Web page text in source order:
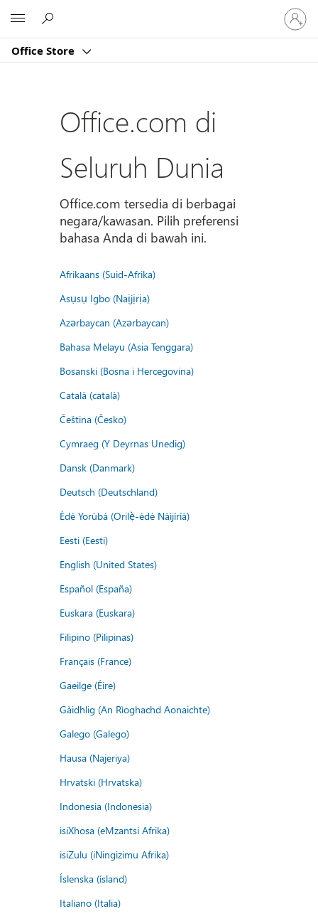
Office Store
Masuk
ke
akun
Office.com di
Seluruh Dunia
Office.com tersedia di berbagai
negara/kawasan. Pilih preferensi
bahasa Anda di bawah ini.
Afrikaans (Suid-Afrika)
Asụsụ Igbo (Naịjịrịa)
Azərbaycan (Azərbaycan)
Bahasa Melayu (Asia Tenggara)
Bosanski (Bosna i Hercegovina)
Català (català)
Čeština (Česko)
Cymraeg (Y Deyrnas Unedig)
Dansk (Danmark)
Deutsch (Deutschland)
Èdè Yorùbá (Orilẹ̀-èdè Nàìjíríà)
Eesti (Eesti)
English (United States)
Español (España)
Euskara (Euskara)
Filipino (Pilipinas)
Français (France)
Gaeilge (Éire)
Gàidhlig (An Rìoghachd Aonaichte)
Galego (Galego)
Hausa (Najeriya)
Hrvatski (Hrvatska)
Indonesia (Indonesia)
isiXhosa (eMzantsi Afrika)
isiZulu (iNingizimu Afrika)
Íslenska (ísland)
Italiano (Italia)